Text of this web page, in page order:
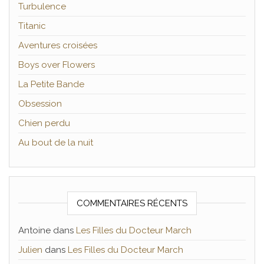
Turbulence
Titanic
Aventures croisées
Boys over Flowers
La Petite Bande
Obsession
Chien perdu
Au bout de la nuit
COMMENTAIRES RÉCENTS
Antoine dans Les Filles du Docteur March
Julien dans Les Filles du Docteur March